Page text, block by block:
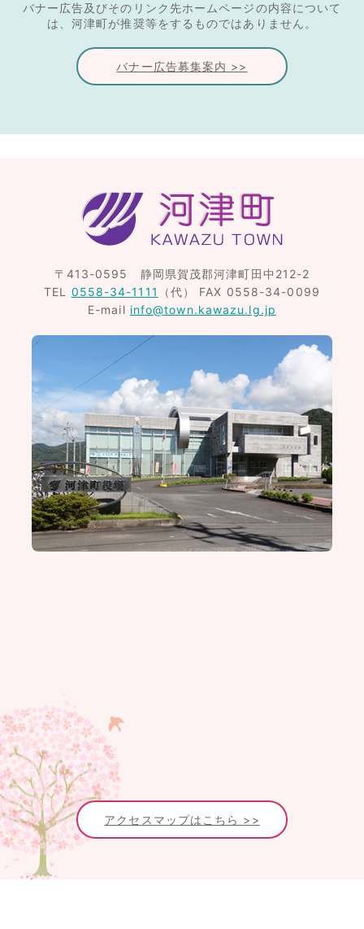
バナー広告及びそのリンク先ホームページの内容について
は、河津町が推奨等をするものではありません。
バナー広告募集案内 >>
〒413-0595 静岡県賀茂郡河津町田中212-2
TEL 0558-34-1111 （代） FAX 0558-34-0099
E-mail info@town.kawazu.lg.jp
アクセスマップはこちら >>